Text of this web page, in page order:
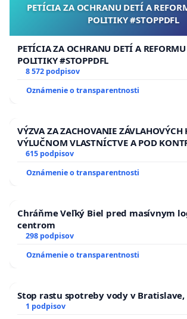
PETÍCIA ZA OCHRANU DETÍ A
POLITIKY #STOPPDFL
PETÍCIA ZA OCHRANU DETÍ A REFORMU
POLITIKY #STOPPDFL
8 572 podpisov
Oznámenie o transparentnosti
VÝZVA ZA ZACHOVANIE ZÁVLAHOVÝCH
VÝLUČNOM VLASTNÍCTVE A POD
SLOVENSKEJ REPUBLIKY & žiadosť na
kanálov na Slovensku
615 podpisov
Oznámenie o transparentnosti
Chráňme Veľký Biel pred masívnym
centrom
298 podpisov
Oznámenie o transparentnosti
Stop rastu spotreby vody v
1 podpisov